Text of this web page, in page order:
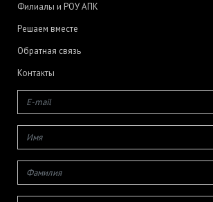
Филиалы и РОУ АПК
Решаем вместе
Обратная связь
Контакты